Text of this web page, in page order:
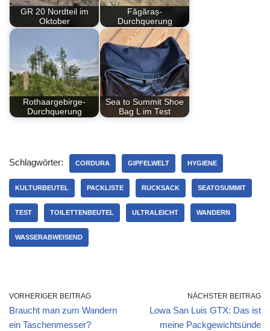
GR 20 Nordteil im
Oktober
Făgăraș-
Durchquerung
Rothaargebirge-
Durchquerung
Sea to Summit Shoe
Bag L im Test
Schlagwörter: CORDURA GIPFELWELT HYGIENE
KULTURBEUTEL PACKLISTE RUCKSACK SEATOSUMMIT
TEST TOILETTENBEUTEL ULTRALEICHT WANDERN
WASSERABWEISEND
VORHERIGER BEITRAG
Braucht man zum Wandern
ein Taschenmesser?
NÄCHSTER BEITRAG
Lowa San Luis GTX: Das ist
meine Packgewichtsünde